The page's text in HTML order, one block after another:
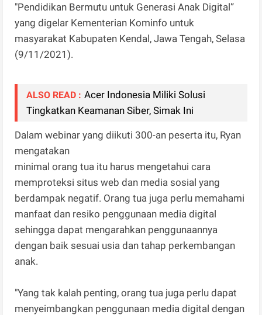
"Pendidikan Bermutu untuk Generasi Anak Digital”
yang digelar Kementerian Kominfo untuk
masyarakat Kabupaten Kendal, Jawa Tengah, Selasa
(9/11/2021).
ALSO READ : Acer Indonesia Miliki Solusi
Tingkatkan Keamanan Siber, Simak Ini
Dalam webinar yang diikuti 300-an peserta itu, Ryan
mengatakan
minimal orang tua itu harus mengetahui cara
memproteksi situs web dan media sosial yang
berdampak negatif. Orang tua juga perlu memahami
manfaat dan resiko penggunaan media digital
sehingga dapat mengarahkan penggunaannya
dengan baik sesuai usia dan tahap perkembangan
anak.
"Yang tak kalah penting, orang tua juga perlu dapat
menyeimbangkan penggunaan media digital dengan